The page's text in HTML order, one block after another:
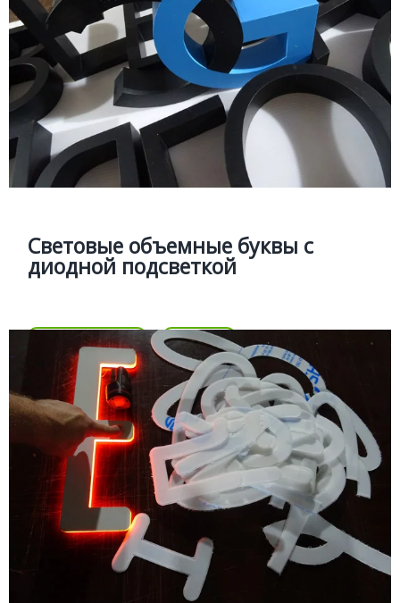
Световые объемные буквы с
диодной подсветкой
Подробней Цена
Подробней
Световые объемные буквы с
диодной подсветкой
Изготовление объемных световых букв с
фронтальной, торцевой и контражурной подсветкой
ТОНКИЕ БУКВЫ
Подробней
Тонкие световые буквы с диодной
подсветкой
Изготовление тонких световых букв из прозрачного